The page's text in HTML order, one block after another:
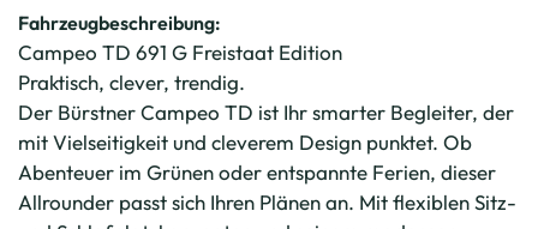
Fahrzeugbeschreibung:
Campeo TD 691 G Freistaat Edition
Praktisch, clever, trendig.
Der Bürstner Campeo TD ist Ihr smarter Begleiter, der
mit Vielseitigkeit und cleverem Design punktet. Ob
Abenteuer im Grünen oder entspannte Ferien, dieser
Allrounder passt sich Ihren Plänen an. Mit flexiblen Sitz-